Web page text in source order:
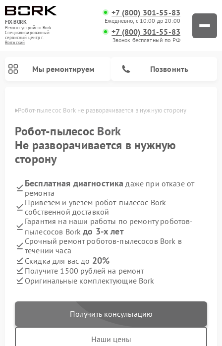
FIX-BORK
Ремонт устройств Bork
Специализированный
cервисный центр г.
Волжский
+7 (800) 301-55-83
Ежедневно, с 10:00 до 20:00
+7 (800) 301-55-83
Звонок бесплатный по РФ
Мы ремонтируем Позвонить
Робот-пылесос Bork не разворачивается в нужную сторону
Робот-пылесос Bork
Не разворачивается в нужную
сторону
Бесплатная диагностика даже при отказе от
ремонта
Привезем и увезем робот-пылесос Bork
собственной доставкой
Гарантия на наши работы по ремонту роботов-
пылесосов Borkдо 3-х лет
Срочный ремонт роботов-пылесосов Bork в
течении часа
Скидка для вас до 20%
Получите 1500 рублей на ремонт
Оригинальные комплектующие Bork
Получить консультацию
Наши цены